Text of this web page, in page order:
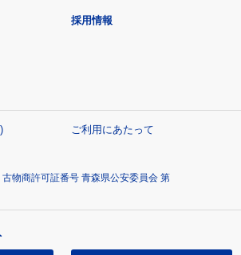
採用情報
ご利用にあたって
物商許可証番号 青森県公安委員会 第